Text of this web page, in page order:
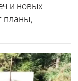
и новых
планы,